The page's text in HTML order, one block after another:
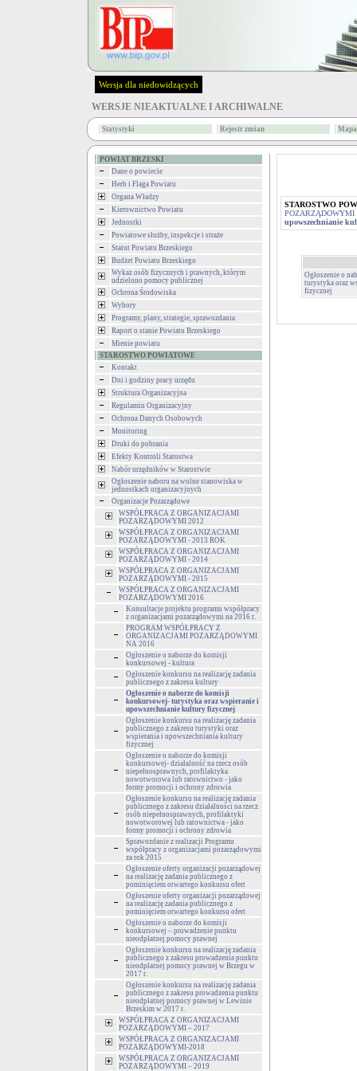
Wersja dla niedowidzących
WERSJE NIEAKTUALNE I ARCHIWALNE
Statystyki Rejestr zmian
POWIAT BRZESKI
Dane o powiecie
Herb i Flaga Powiatu
Organa Władzy
Kierownictwo Powiatu
Jednostki
Powiatowe służby, inspekcje i straże
Statut Powiatu Brzeskiego
Budżet Powiatu Brzeskiego
Wykaz osób fizycznych i prawnych, którym
udzielono pomocy publicznej
Ochrona Środowiska
Wybory
Programy, plany, strategie, sprawozdania
Raport o stanie Powiatu Brzeskiego
Mienie powiatu
STAROSTWO POWIATOWE
Kontakt
Dni i godziny pracy urzędu
Struktura Organizacyjna
Regulamin Organizacyjny
Ochrona Danych Osobowych
Monitoring
Druki do pobrania
Efekty Kontroli Starostwa
Nabór urzędników w Starostwie
Ogłoszenie naboru na wolne stanowiska w
jednostkach organizacyjnych
Organizacje Pozarządowe
WSPÓŁPRACA Z ORGANIZACJAMI
POZARZĄDOWYMI 2012
WSPÓŁPRACA Z ORGANIZACJAMI
POZARZĄDOWYMI - 2013 ROK
WSPÓŁPRACA Z ORGANIZACJAMI
POZARZĄDOWYMI - 2014
WSPÓŁPRACA Z ORGANIZACJAMI
POZARZĄDOWYMI - 2015
WSPÓŁPRACA Z ORGANIZACJAMI
POZARZĄDOWYMI 2016
Konsultacje projektu programu współpracy
z organizacjami pozarządowymi na 2016 r.
PROGRAM WSPÓŁPRACY Z
ORGANIZACJAMI POZARZĄDOWYMI
NA 2016
Ogłoszenie o naborze do komisji
konkursowej - kultura
Ogłoszenie konkursu na realizację zadania
publicznego z zakresu kultury
Ogłoszenie o naborze do komisji
konkursowej- turystyka oraz wspieranie i
upowszechnianie kultury fizycznej
Ogłoszenie konkursu na realizację zadania
publicznego z zakresu turystyki oraz
wspierania i upowszechniania kultury
fizycznej
Ogłoszenie o naborze do komisji
konkursowej- działalność na rzecz osób
niepełnosprawnych, profilaktyka
nowotworowa lub ratownictwo - jako
formy promocji i ochrony zdrowia
Ogłoszenie konkursu na realizację zadania
publicznego z zakresu działalności na rzecz
osób niepełnosprawnych, profilaktyki
nowotworowej lub ratownictwa - jako
formy promocji i ochrony zdrowia
Sprawozdanie z realizacji Programu
współpracy z organizacjami pozarządowymi
za rok 2015
Ogłoszenie oferty organizacji pozarządowej
na realizację zadania publicznego z
pominięciem otwartego konkursu ofert
Ogłoszenie oferty organizacji pozarządowej
na realizację zadania publicznego z
pominięciem otwartego konkursu ofert
Ogłoszenie o naborze do komisji
konkursowej – prowadzenie punktu
nieodpłatnej pomocy prawnej
Ogłoszenie konkursu na realizację zadania
publicznego z zakresu prowadzenia punktu
nieodpłatnej pomocy prawnej w Brzegu w
2017 r.
Ogłoszenie konkursu na realizację zadania
publicznego z zakresu prowadzenia punktu
nieodpłatnej pomocy prawnej w Lewinie
Brzeskim w 2017 r.
WSPÓŁPRACA Z ORGANIZACJAMI
POZARZĄDOWYMI – 2017
WSPÓŁPRACA Z ORGANIZACJAMI
POZARZĄDOWYMI-2018
WSPÓŁPRACA Z ORGANIZACJAMI
POZARZĄDOWYMI – 2019
STAROSTWO
POZARZĄDOWYMI
upowszechnianie
Ogłoszenie o
turystyka oraz
fizycznej